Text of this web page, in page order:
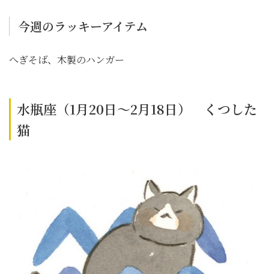
今週のラッキーアイテム
へぎそば、木製のハンガー
水瓶座（1月20日～2月18日） くつした
猫